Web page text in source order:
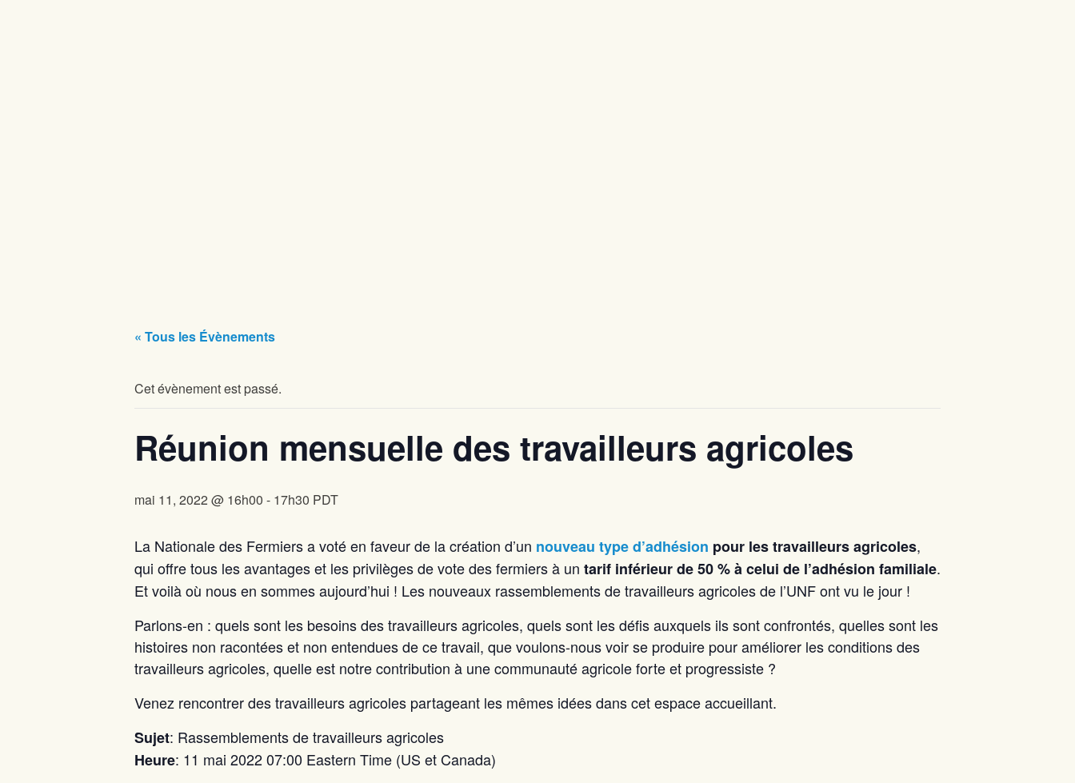
« Tous les Évènements
Cet évènement est passé.
Réunion mensuelle des travailleurs agricoles
mai 11, 2022 @ 16h00 - 17h30 PDT
La Nationale des Fermiers a voté en faveur de la création d’un nouveau type d’adhésion pour les travailleurs agricoles,
qui offre tous les avantages et les privilèges de vote des fermiers à un tarif inférieur de 50 % à celui de l’adhésion familiale.
Et voilà où nous en sommes aujourd’hui ! Les nouveaux rassemblements de travailleurs agricoles de l’UNF ont vu le jour !
Parlons-en : quels sont les besoins des travailleurs agricoles, quels sont les défis auxquels ils sont confrontés, quelles sont les
histoires non racontées et non entendues de ce travail, que voulons-nous voir se produire pour améliorer les conditions des
travailleurs agricoles, quelle est notre contribution à une communauté agricole forte et progressiste ?
Venez rencontrer des travailleurs agricoles partageant les mêmes idées dans cet espace accueillant.
Sujet: Rassemblements de travailleurs agricoles
Heure: 11 mai 2022 07:00 Eastern Time (US et Canada)